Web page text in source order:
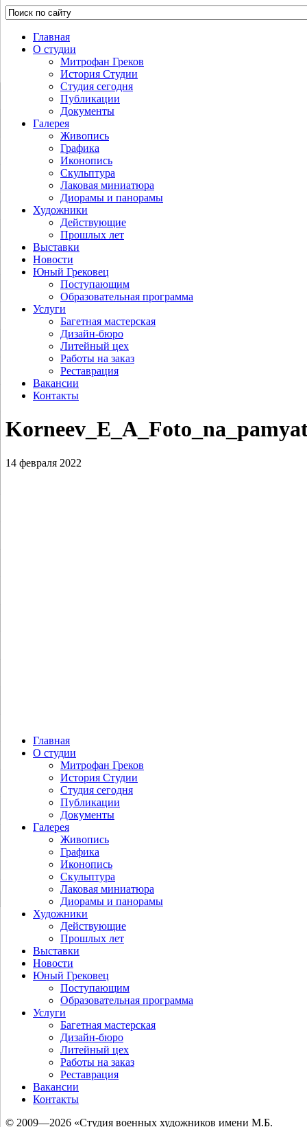
Главная
О студии
Митрофан Греков
История Студии
Студия сегодня
Публикации
Документы
Галерея
Живопись
Графика
Иконопись
Скульптура
Лаковая миниатюра
Диорамы и панорамы
Художники
Действующие
Прошлых лет
Выставки
Новости
Юный Грековец
Поступающим
Образовательная программа
Услуги
Багетная мастерская
Дизайн-бюро
Литейный цех
Работы на заказ
Реставрация
Вакансии
Контакты
14 февраля 2022
Главная
О студии
Митрофан Греков
История Студии
Студия сегодня
Публикации
Документы
Галерея
Живопись
Графика
Иконопись
Скульптура
Лаковая миниатюра
Диорамы и панорамы
Художники
Действующие
Прошлых лет
Выставки
Новости
Юный Грековец
Поступающим
Образовательная программа
Услуги
Багетная мастерская
Дизайн-бюро
Литейный цех
Работы на заказ
Реставрация
Вакансии
Контакты
© 2009—2026 «Студия военных художников имени М.Б.